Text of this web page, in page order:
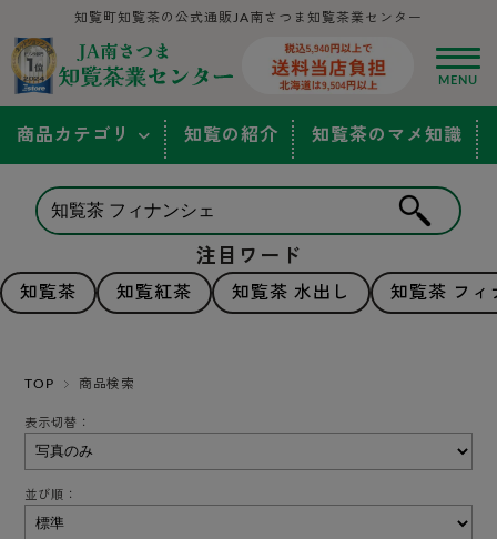
知覧町知覧茶の公式通販JA南さつま知覧茶業センター
商品カテゴリ 知覧の紹介 知覧茶のマメ知識
注目ワード
知覧茶 知覧紅茶 知覧茶 水出し 知覧茶 フィ
TOP 商品検索
表示切替：
並び順：